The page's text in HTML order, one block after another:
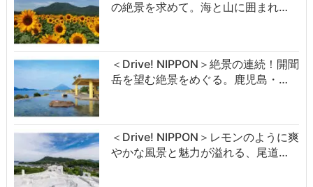
の絶景を求めて。海と山に囲まれ…
＜Drive! NIPPON＞絶景の連続！開聞
岳を望む絶景をめぐる。鹿児島・…
＜Drive! NIPPON＞レモンのように爽
やかな風景と魅力が溢れる、尾道…